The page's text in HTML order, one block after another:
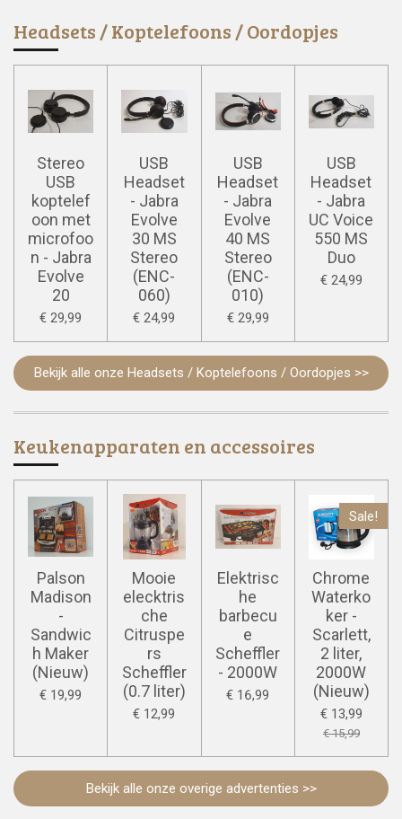
Headsets / Koptelefoons / Oordopjes
Stereo
USB
koptelef
oon met
microfoo
n - Jabra
Evolve
20
€ 29,99
USB
Headset
- Jabra
Evolve
30 MS
Stereo
(ENC-
060)
€ 24,99
USB
Headset
- Jabra
Evolve
40 MS
Stereo
(ENC-
010)
€ 29,99
USB
Headset
- Jabra
UC Voice
550 MS
Duo
€ 24,99
Bekijk alle onze Headsets / Koptelefoons / Oordopjes >>
Keukenapparaten en accessoires
Palson
Madison
-
Sandwic
h Maker
(Nieuw)
€ 19,99
Mooie
elecktris
che
Citruspe
rs
Scheffler
(0.7 liter)
€ 12,99
Elektrisc
he
barbecu
e
Scheffler
- 2000W
€ 16,99
Sale!
Chrome
Waterko
ker -
Scarlett,
2 liter,
2000W
(Nieuw)
€ 13,99
€ 15,99
Bekijk alle onze overige advertenties >>